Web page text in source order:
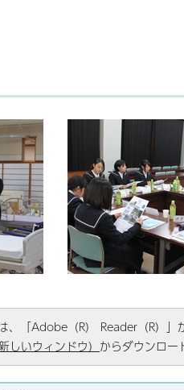
、「Adobe（R） Reader（R）」
いウィンドウ） からダウンロー